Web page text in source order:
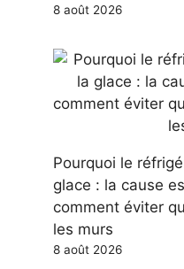
8 août 2026
Pourquoi le
glace : la cause
comment éviter
les murs
8 août 2026